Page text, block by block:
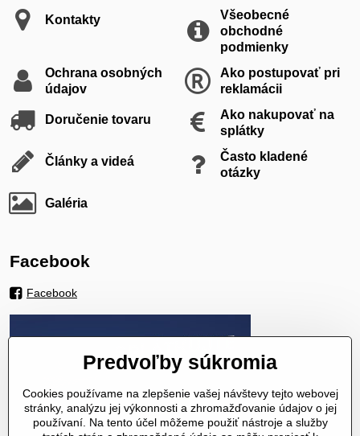
Kontakty
Všeobecné
obchodné
podmienky
Ochrana osobných
údajov
Ako postupovať pri
reklamácii
Doručenie tovaru
Ako nakupovať na
splátky
Články a videá
Často kladené
otázky
Galéria
Facebook
Facebook
Predvoľby súkromia
Cookies používame na zlepšenie vašej návštevy tejto webovej
stránky, analýzu jej výkonnosti a zhromažďovanie údajov o jej
používaní. Na tento účel môžeme použiť nástroje a služby